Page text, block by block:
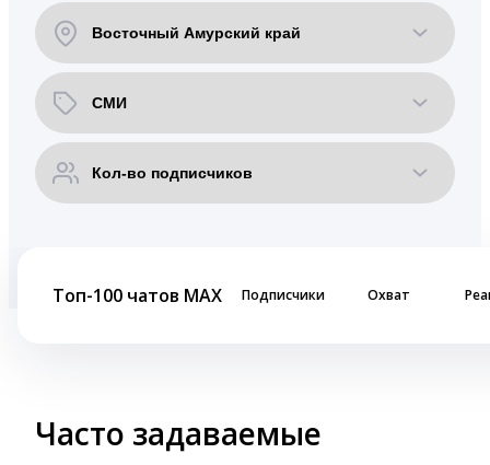
Топ-100 чатов MAX Подписчики Охват
Часто задаваемые